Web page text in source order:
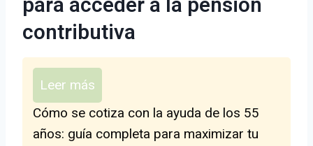
contributiva
Leer más
Cómo se cotiza con la ayuda de los 55
años: guía completa para maximizar tu